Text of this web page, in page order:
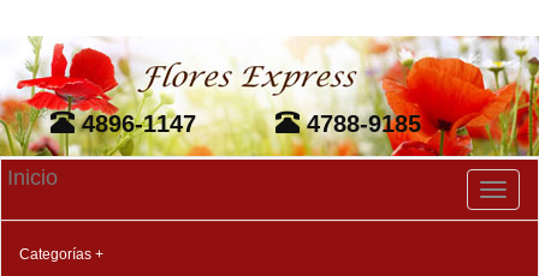
4896-1147 4788-9185
Inicio
Categorías +